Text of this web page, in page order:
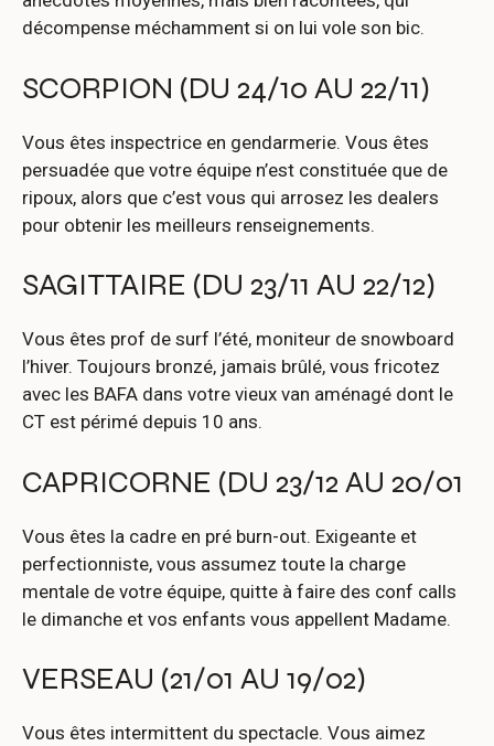
décompense méchamment si on lui vole son bic.
SCORPION (DU 24/10 AU 22/11)
Vous êtes inspectrice en gendarmerie. Vous êtes
persuadée que votre équipe n’est constituée que de
ripoux, alors que c’est vous qui arrosez les dealers
pour obtenir les meilleurs renseignements.
SAGITTAIRE (DU 23/11 AU 22/12)
Vous êtes prof de surf l’été, moniteur de snowboard
l’hiver. Toujours bronzé, jamais brûlé, vous fricotez
avec les BAFA dans votre vieux van aménagé dont le
CT est périmé depuis 10 ans.
CAPRICORNE (DU 23/12 AU 20/01
Vous êtes la cadre en pré burn-out. Exigeante et
perfectionniste, vous assumez toute la charge
mentale de votre équipe, quitte à faire des conf calls
le dimanche et vos enfants vous appellent Madame.
VERSEAU (21/01 AU 19/02)
Vous êtes intermittent du spectacle. Vous aimez